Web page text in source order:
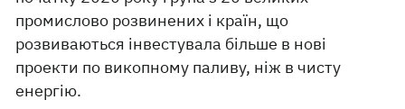
промислово розвинених і країн, що
розвиваються інвестувала більше в нові
проекти по викопному паливу, ніж в чисту
енергію.